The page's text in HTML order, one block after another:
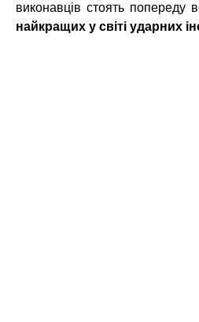
виконавців стоять попереду
найкращих у світі ударних